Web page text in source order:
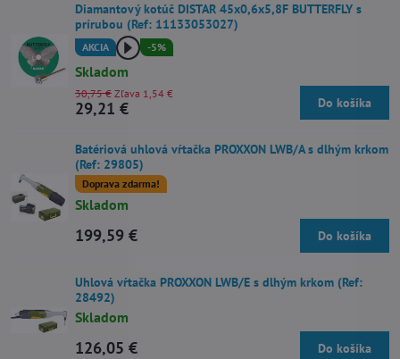
Diamantový kotúč DISTAR 45x0,6x5,8F BUTTERFLY s
prírubou (Ref: 11133053027)
AKCIA -5%
Skladom
29,21 €
30,75 € Zľava 1,54 €
Do košíka
Batériová uhlová vŕtačka PROXXON LWB/A s dlhým krkom
(Ref: 29805)
Doprava zdarma!
Skladom
199,59 € Do košíka
Uhlová vŕtačka PROXXON LWB/E s dlhým krkom (Ref:
28492)
Skladom
126,05 € Do košíka